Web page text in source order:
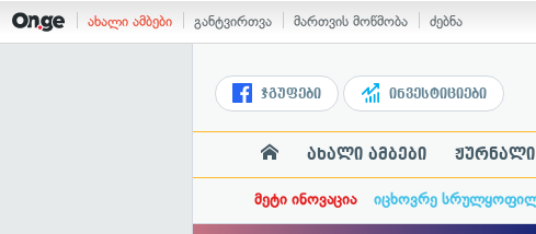
ახალი ამბები განტვირთვა მართვის მოწმობა ძებნა
ჯგუფები ინვესტიციები
ახალი ამბები ჟურნალი
მეტი ინოვაცია იცხოვრე